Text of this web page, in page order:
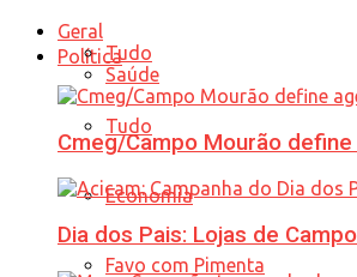
Política
Tudo
Economia
Favo com Pimenta
Geral
Tudo
Saúde
Cmeg/Campo Mourão
Dia dos Pais: Lojas de